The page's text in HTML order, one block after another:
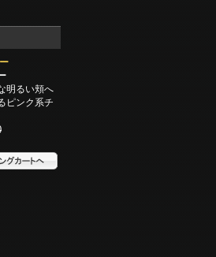
明るい頬へ
ピンク系チ